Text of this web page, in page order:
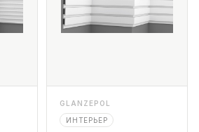
GLANZEPOL
ИНТЕРЬЕР